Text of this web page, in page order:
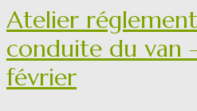
Atelier
conduite du van
février